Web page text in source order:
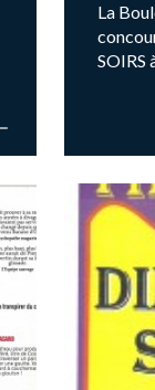
La
SOIRS